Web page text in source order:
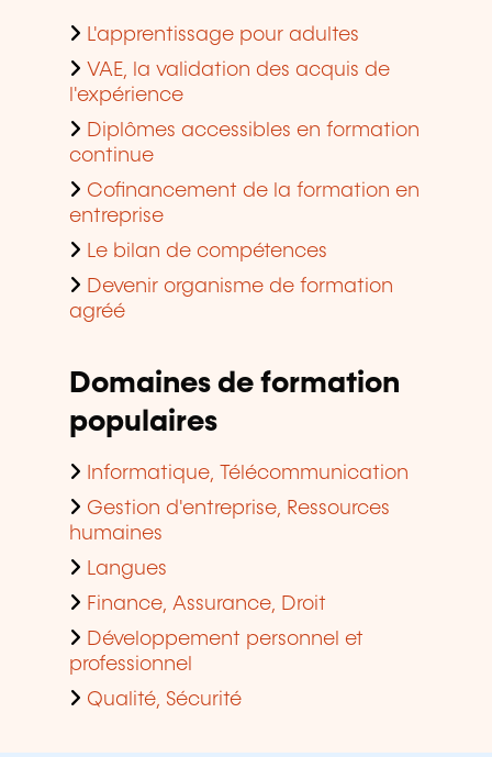
L'apprentissage pour adultes
VAE, la validation des acquis de
l'expérience
Diplômes accessibles en formation
continue
Cofinancement de la formation en
entreprise
Le bilan de compétences
Devenir organisme de formation
agréé
Domaines de formation
populaires
Informatique, Télécommunication
Gestion d'entreprise, Ressources
humaines
Langues
Finance, Assurance, Droit
Développement personnel et
professionnel
Qualité, Sécurité